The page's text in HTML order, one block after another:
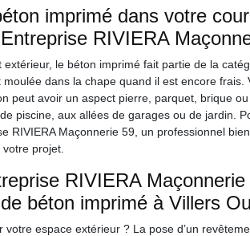
imprimé dans votre
RIVIERA
le béton imprimé fait partie de la
moulée dans la chape quand il est encore
peut avoir un aspect pierre, parquet, brique
piscine, aux allées de garages ou de jardin.
RIVIERA Maçonnerie 59, un professionnel
projet.
RIVIERA
béton imprimé à Villers
votre espace extérieur ? La pose d’un